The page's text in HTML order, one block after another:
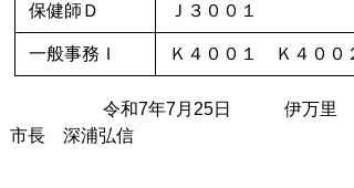
保健師Ｄ Ｊ３００１
一般事務Ｉ Ｋ４００１ Ｋ４００
令和7年7月25日 伊万里
市長 深浦弘信